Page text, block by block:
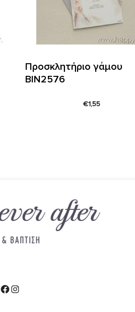
Προσκλητήριο γάμου
ΒΙΝ2576
€1,55
Facebook
Instagram